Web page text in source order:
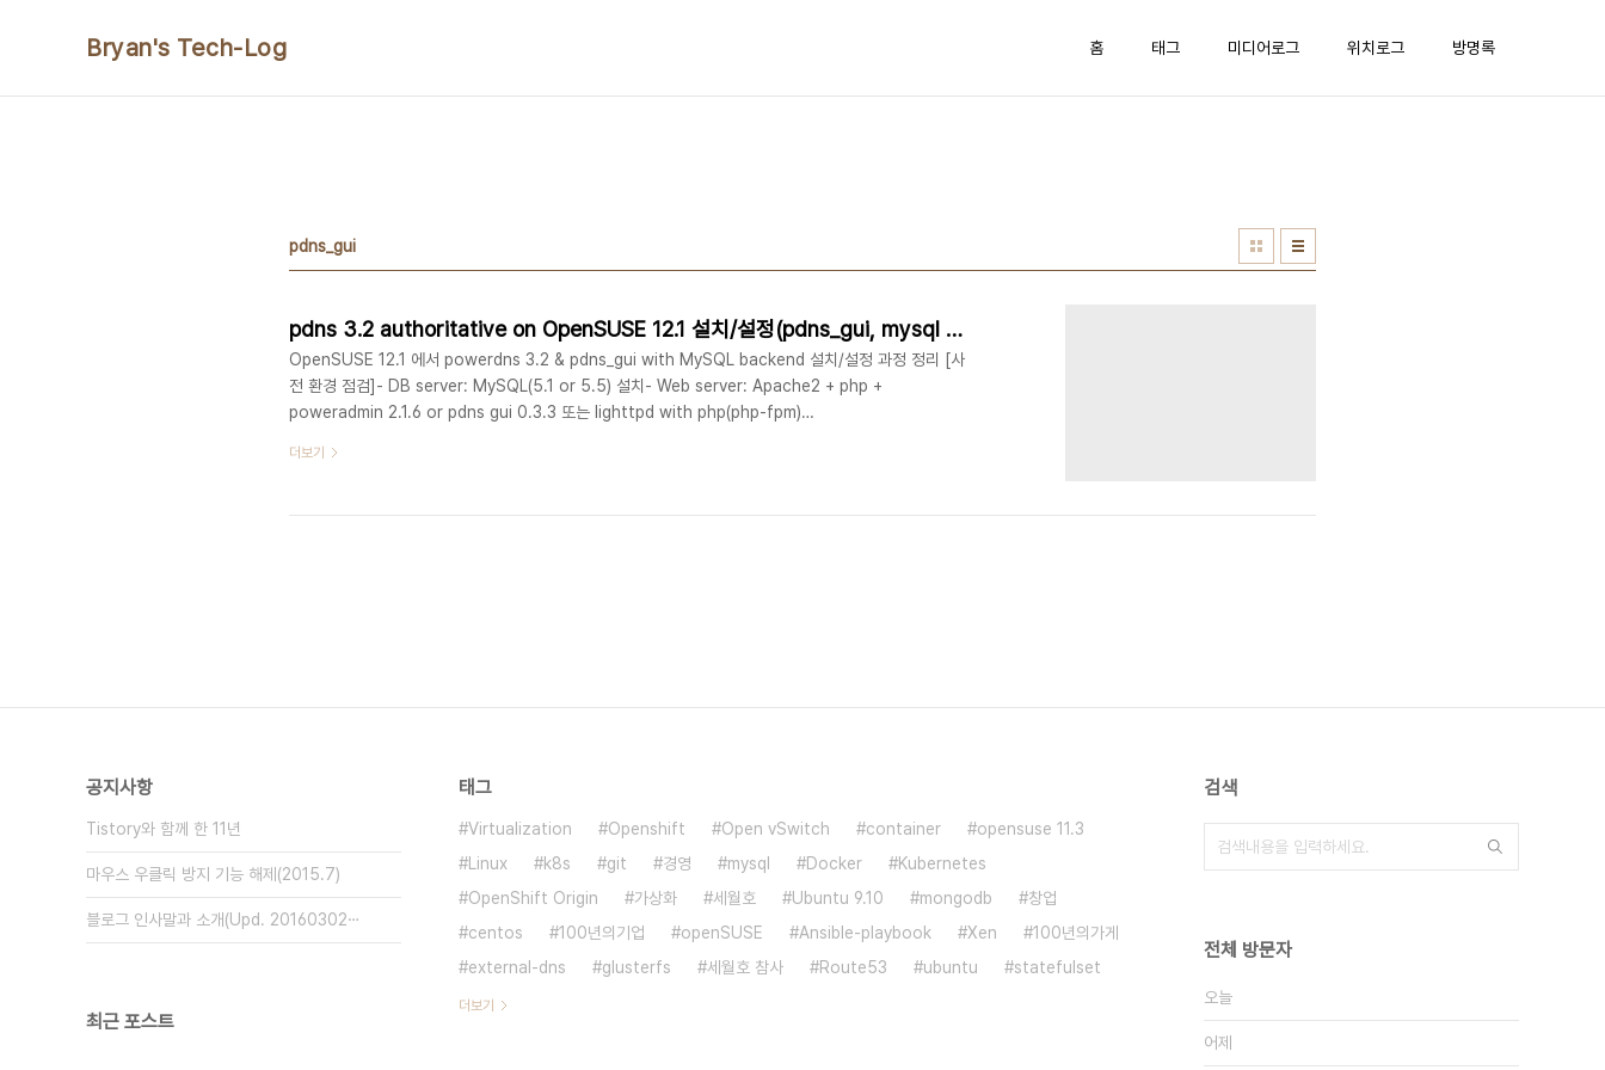
Bryan's Tech-Log 홈 태그 미디어로그 위치로그 방명록
pdns_gui
pdns 3.2 authoritative on OpenSUSE 12.1 설치/설정(pdns_gui, mysql backend)
OpenSUSE 12.1 에서 powerdns 3.2 & pdns_gui with MySQL backend 설치/설정 과정 정리 [사
전 환경 점검]- DB server: MySQL(5.1 or 5.5) 설치- Web server: Apache2 + php +
poweradmin 2.1.6 or pdns gui 0.3.3 또는 lighttpd with php(php-fpm)
문서에서는 pdns 3.2 + MySQL(Percona 5.5.*) + Apache2 + php + pdns gui 0.3.3 을 채택한다
더보기
공지사항
Tistory와 함께 한 11년
마우스 우클릭 방지 기능 해제(2015.7)
블로그 인사말과 소개(Upd. 20160302⋯
최근 포스트
태그
Virtualization Openshift Open vSwitch container
opensuse 11.3
Linux
k8s git 경영 mysql Docker
Kubernetes
OpenShift Origin
가상화 세월호 Ubuntu 9.10 mongodb
창업
centos
100년의기업 openSUSE Ansible-playbook Xen
100년의가게
external-dns
glusterfs 세월호 참사 Route53 ubuntu statefulset
더보기
검색
전체 방문자
오늘
어제